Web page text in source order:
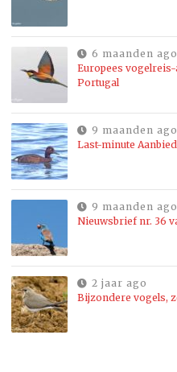
6 maanden ago
Europees
Portugal
9 maanden ago
Last-minute
9 maanden ago
Nieuwsbrief nr. 36
2 jaar ago
Bijzondere vogels,